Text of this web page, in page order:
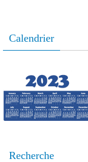
Calendrier
Recherche